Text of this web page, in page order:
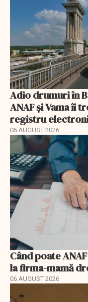
Adio drumuri în
ANAF și Vama îi
registru
06 AUGUST 2026
Când poate
la firma-mamă
06 AUGUST 2026